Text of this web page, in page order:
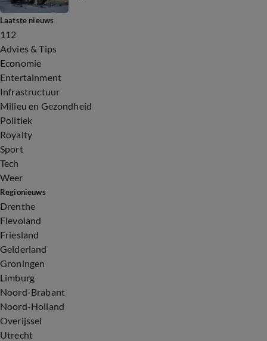
Laatste nieuws
112
Advies & Tips
Economie
Entertainment
Infrastructuur
Milieu en Gezondheid
Politiek
Royalty
Sport
Tech
Weer
Regionieuws
Drenthe
Flevoland
Friesland
Gelderland
Groningen
Limburg
Noord-Brabant
Noord-Holland
Overijssel
Utrecht